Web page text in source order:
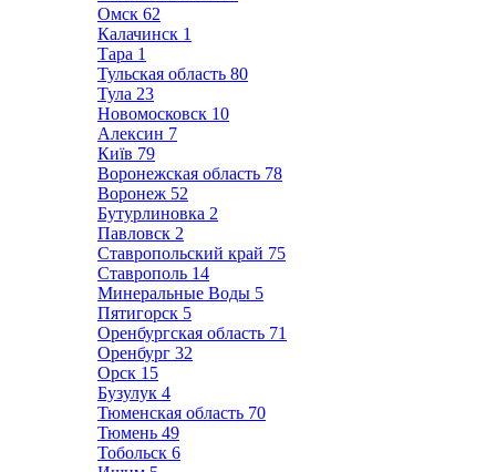
Омск 62
Калачинск 1
Тара 1
Тульская область 80
Тула 23
Новомосковск 10
Алексин 7
Київ 79
Воронежская область 78
Воронеж 52
Бутурлиновка 2
Павловск 2
Ставропольский край 75
Ставрополь 14
Минеральные Воды 5
Пятигорск 5
Оренбургская область 71
Оренбург 32
Орск 15
Бузулук 4
Тюменская область 70
Тюмень 49
Тобольск 6